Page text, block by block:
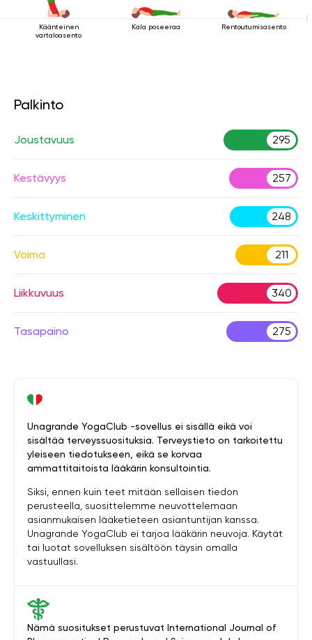
Käänteinen
vartaloasento
Kala poseeraa Rentoutumisasento
Palkinto
Joustavuus 295
Kestävyys 257
Keskittyminen 248
Voima 211
Liikkuvuus 340
Tasapaino 275
Nämä suositukset perustuvat International Journal of
Unagrande YogaClub -sovellus ei sisällä eikä voi
sisältää terveyssuosituksia. Terveystieto on tarkoitettu
yleiseen tiedotukseen, eikä se korvaa
ammattitaitoista lääkärin konsultointia.
Siksi, ennen kuin teet mitään sellaisen tiedon
perusteella, suosittelemme neuvottelemaan
asianmukaisen lääketieteen asiantuntijan kanssa.
Unagrande YogaClub ei tarjoa lääkärin neuvoja. Käytät
tai luotat sovelluksen sisältöön täysin omalla
vastuullasi.